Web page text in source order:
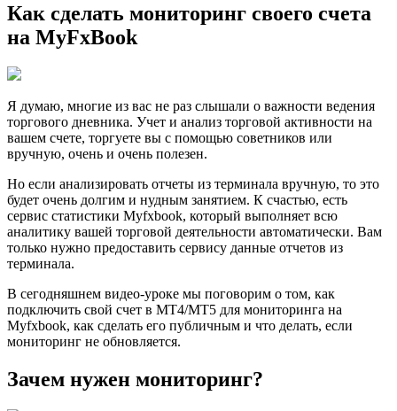
Как сделать мониторинг своего счета
на MyFxBook
Я думаю, многие из вас не раз слышали о важности ведения
торгового дневника. Учет и анализ торговой активности на
вашем счете, торгуете вы с помощью советников или
вручную, очень и очень полезен.
Но если анализировать отчеты из терминала вручную, то это
будет очень долгим и нудным занятием. К счастью, есть
сервис статистики Myfxbook, который выполняет всю
аналитику вашей торговой деятельности автоматически. Вам
только нужно предоставить сервису данные отчетов из
терминала.
В сегодняшнем видео-уроке мы поговорим о том, как
подключить свой счет в MT4/MT5 для мониторинга на
Myfxbook, как сделать его публичным и что делать, если
мониторинг не обновляется.
Зачем нужен мониторинг?